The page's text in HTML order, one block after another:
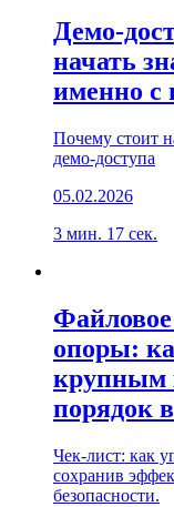
Демо-
начать
именно с
Почему стоит
демо-доступа
05.02.2026
3 мин. 17 сек.
опоры:
крупным
порядок
Чек-лист: как
сохранив
безопасности.